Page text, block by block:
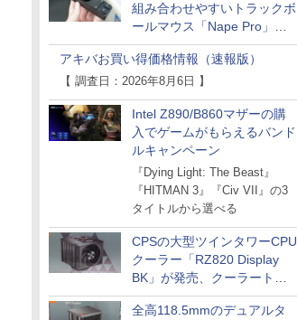
組み合わせやすいトラックボ
ールマウス「Nape Pro」が
Keychronから
アキバお買い得価格情報（速報版）
【 調査日：2026年8月6日 】
Intel Z890/B860マザーの購
入でゲームがもらえるバンド
ルキャンペーン
『Dying Light: The Beast』
『HITMAN 3』『Civ VII』の3
タイトルから選べる
CPSの大型ツインタワーCPU
クーラー「RZ820 Display
BK」が発売、クーラートッ
プに5インチ液晶搭載
全高118.5mmのデュアルタ